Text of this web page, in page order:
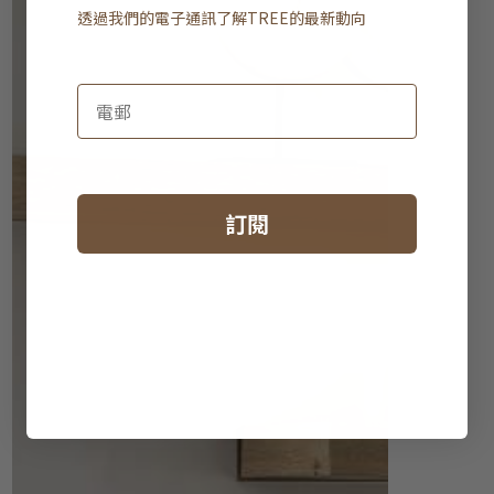
透過我們的電子通訊了解TREE的最新動向
訂閱